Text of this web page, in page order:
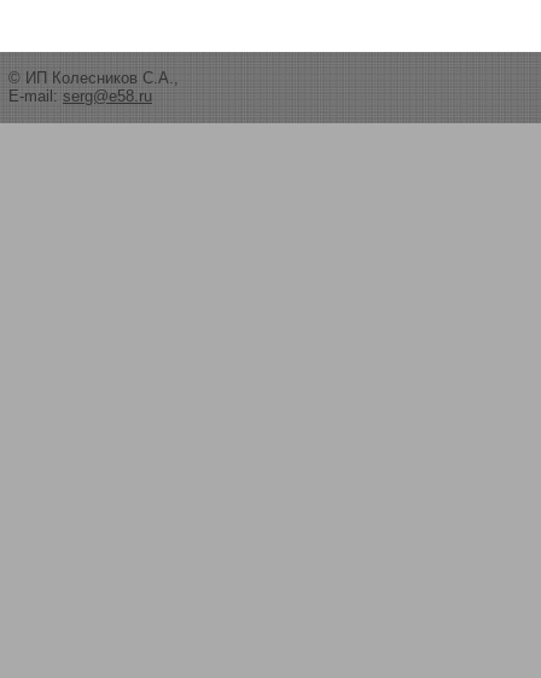
© ИП Колесников С.А.,
E-mail: serg@e58.ru